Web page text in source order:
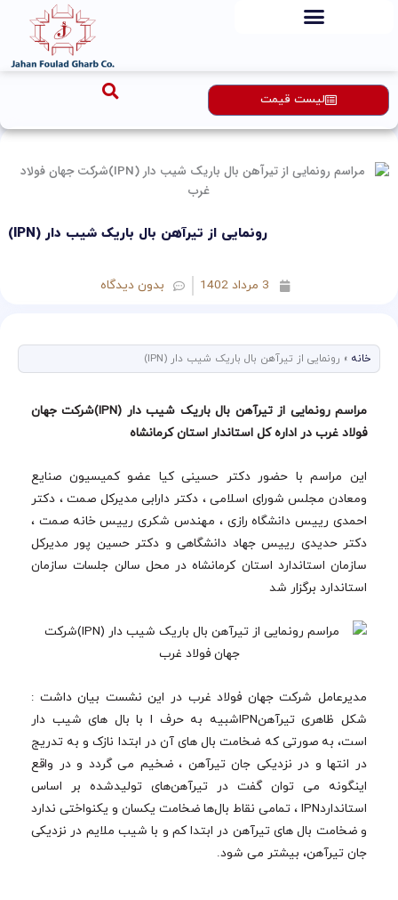
لیست قیمت
رونمایی از تیرآهن بال باریک شیب دار (IPN)
3 مرداد 1402 بدون دیدگاه
خانه » رونمایی از تیرآهن بال باریک شیب دار (IPN)
مراسم رونمایی از تیرآهن بال باریک شیب دار (IPN)شرکت جهان
فولاد غرب در اداره کل استاندار استان کرمانشاه
این مراسم با حضور دکتر حسینی کیا عضو کمیسیون صنایع
و‌معادن مجلس شورای اسلامی ، دکتر دارابی مدیرکل صمت ، دکتر
احمدی رییس دانشگاه رازی ، مهندس شکری رییس خانه صمت ،
دکتر حدیدی رییس جهاد دانشگاهی و دکتر حسین پور مدیرکل
سازمان استاندارد استان کرمانشاه در محل سالن جلسات سازمان
استاندارد برگزار شد
مدیرعامل شرکت جهان فولاد غرب در این نشست بیان داشت :
شکل ظاهری تیرآهنIPNشبیه به حرف I با بال های شیب دار
است، به صورتی که ضخامت بال های آن در ابتدا نازک و به تدریج
در انتها و در نزدیکی جان تیرآهن ، ضخیم می گردد و در واقع
اینگونه می توان گفت در تیرآهن‌های تولیدشده بر اساس
استانداردIPN ، تمامی نقاط بال‌ها ضخامت یکسان و یکنواختی ندارد
و ضخامت بال‌ های تیرآهن در ابتدا کم و با شیب ملایم در نزدیکی
جان تیرآهن، بیشتر می ‌شود.